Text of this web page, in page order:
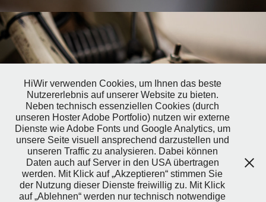
Simson Schwalbe KR51/2
2026
HiWir verwenden Cookies, um Ihnen das beste
Nutzererlebnis auf unserer Website zu bieten.
Neben technisch essenziellen Cookies (durch
unseren Hoster Adobe Portfolio) nutzen wir externe
Dienste wie Adobe Fonts und Google Analytics, um
unsere Seite visuell ansprechend darzustellen und
unseren Traffic zu analysieren. Dabei können
Daten auch auf Server in den USA übertragen
werden. Mit Klick auf „Akzeptieren“ stimmen Sie
der Nutzung dieser Dienste freiwillig zu. Mit Klick
auf „Ablehnen“ werden nur technisch notwendige